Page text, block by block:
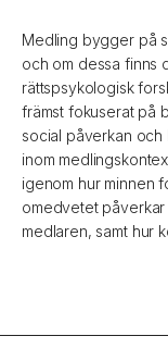
Medling bygger på
och om dessa finns
rättspsykologisk
främst fokuserat på
social påverkan
inom
igenom hur minnen
omedvetet
medlaren, samt hur